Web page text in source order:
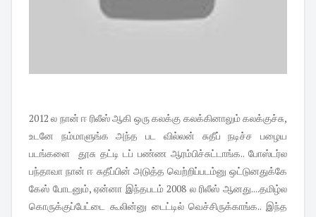
2012 ல நான் ஈ ரிலீஸ் ஆகி ஒரு கலக்கு கலக்கினாலும் கலக்குச்சு,
உடனே நம்மாளுங்க அந்த பட வில்லன் சுதீப் நடிச்ச பழைய
படங்களை தூசு தட்டி டப் பண்ண ஆரம்பிச்சுட்டாங்க.. போஸ்டர்ல
பந்தாவா நான் ஈ சுதீப்பின் அடுத்த வெற்றிப்படம்னு ஒட்டுனதுக்கே
கேஸ் போடனும், ஏன்னா இந்தபடம் 2008 ல ரிலீஸ் ஆனது....தமிழ்ல
கொருக்குப்பேட்டை கூலின்னு டைட்டில் வெச்சிருக்காங்க.. இந்த